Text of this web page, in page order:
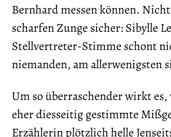
Bernhard messen können.
scharfen Zunge sicher: Sibylle
Stellvertreter-Stimme schont
niemanden, am allerwenigsten
Um so überraschender wirkt es,
eher diesseitig gestimmte
Erzählerin plötzlich helle